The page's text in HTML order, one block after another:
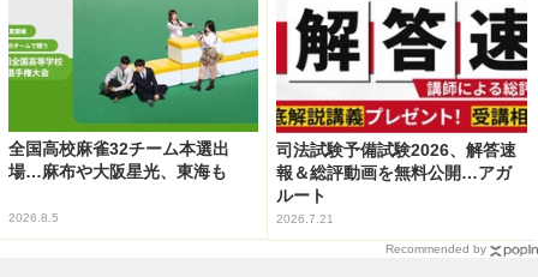
全国高校麻雀32チーム本選出
場…麻布や大阪星光、東海も
2026.8.5
司法試験予備試験2026、解答速
報＆総評動画を無料公開…アガ
ルート
2026.7.21
Recommended by